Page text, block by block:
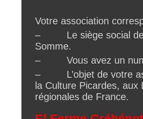
Votre association
– Le siège social de
Somme.
– Vous avez un
– L’objet de votre
la Culture Picardes,
régionales de France.